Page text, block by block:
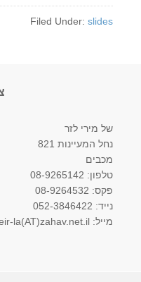
Filed Under: slides
של מירי לזר
נחל המעיינות 821
מכבים
טלפון: 08-9265142
פקס: 08-9264532
נייד: 052-3846422
מייל: meir-la(AT)zahav.net.il